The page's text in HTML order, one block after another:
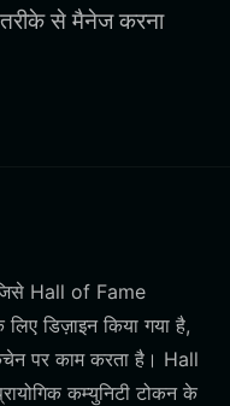
से मैनेज करना
Hall of Fame
डिज़ाइन किया गया है,
पर काम करता है। Hall
कम्युनिटी टोकन के